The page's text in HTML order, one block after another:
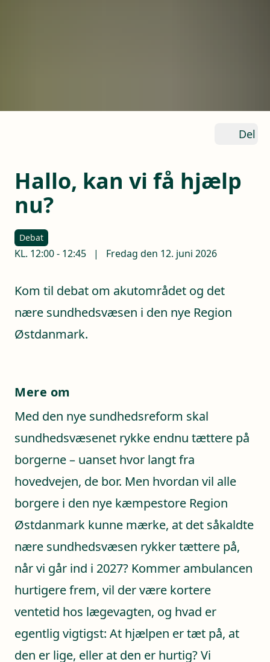
Del
Hallo, kan vi få hjælp
nu?
Debat
KL. 12:00- 12:45 | Fredag den 12. juni 2026
Kom til debat om akutområdet og det
nære sundhedsvæsen i den nye Region
Østdanmark.
Mere om
Med den nye sundhedsreform skal
sundhedsvæsenet rykke endnu tættere på
borgerne – uanset hvor langt fra
hovedvejen, de bor. Men hvordan vil alle
borgere i den nye kæmpestore Region
Østdanmark kunne mærke, at det såkaldte
nære sundhedsvæsen rykker tættere på,
når vi går ind i 2027? Kommer ambulancen
hurtigere frem, vil der være kortere
ventetid hos lægevagten, og hvad er
egentlig vigtigst: At hjælpen er tæt på, at
den er lige, eller at den er hurtig? Vi